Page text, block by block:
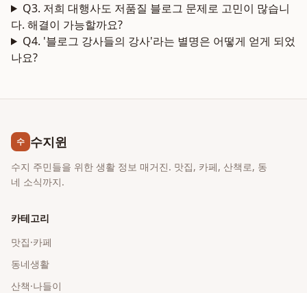
Q3. 저희 대행사도 저품질 블로그 문제로 고민이 많습니
다. 해결이 가능할까요?
Q4. '블로그 강사들의 강사'라는 별명은 어떻게 얻게 되었
나요?
수 수지윈
수지 주민들을 위한 생활 정보 매거진. 맛집, 카페, 산책로, 동
네 소식까지.
카테고리
맛집·카페
동네생활
산책·나들이